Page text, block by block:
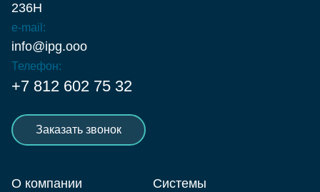
236Н
e-mail:
info@ipg.ooo
Телефон:
+7 812 602 75 32
Заказать звонок
О компании Системы